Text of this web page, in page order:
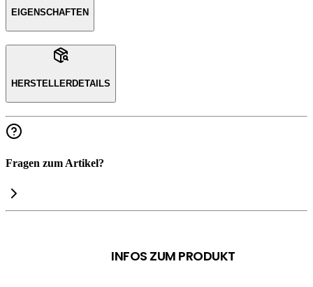
EIGENSCHAFTEN
HERSTELLERDETAILS
Fragen zum Artikel?
INFOS ZUM PRODUKT